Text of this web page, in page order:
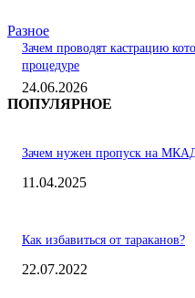
Разное
Зачем проводят кастрацию
процедуре
24.06.2026
ПОПУЛЯРНОЕ
Зачем нужен пропуск на
11.04.2025
Как избавиться от тараканов?
22.07.2022